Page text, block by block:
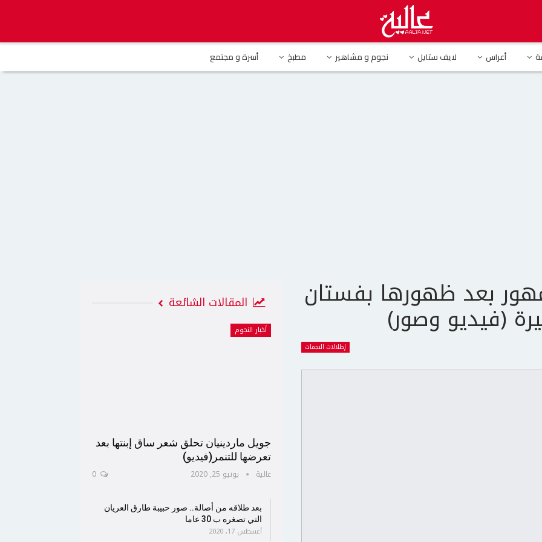
أعراس لايف ستايل نجوم و مشاهير مطبخ أسرة و مجتمع
بعد ظهورها بفستان مكشوف وملامح متغيرة (فيديو وصور)
بعد ظهورها بفستان
(فيديو وصور)
إطلالات النجمات
المقالات الشائعة
أخبار النجوم
جويل ماردينيان تحلق شعر ساق إبنتها بعد
تعرضها للتنمر(فيديو)
عالية يونيو 25, 2020
بعد طلاقه من أصالة.. صور حبيبة طارق العريان
التي تصغره ب 30 عاما
أغسطس 17, 2020